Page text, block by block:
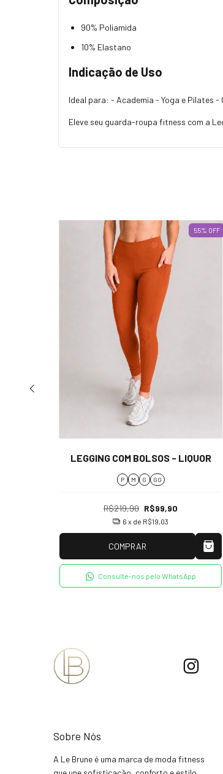
90% Poliamida
10% Elastano
Indicação de Uso
Ideal para: - Academia - Yoga e Pilates
Eleve seu guarda-roupa fitness com a
55% OFF
LEGGING COM BOLSOS - LIQUOR
P M G GG
R$219,90 R$99,90
6 x de R$19,03
COMPRAR
Consulte-nos pelo WhatsApp
Sobre Nós
A Le Brune é uma marca de moda fitness